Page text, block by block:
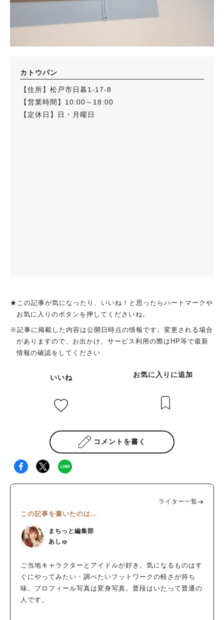
カトウパン
【住所】松戸市日暮1-17-8
【営業時間】10:00～18:00​
【定休日】日・月曜日
★この記事が気になったり、いいね！と思ったらハートマークや
お気に入りのボタンを押してくださいね。
※記事に掲載した内容は公開日時点の情報です。変更される場合
がありますので、お出かけ、サービス利用の際はHP等で最新
情報の確認をしてください
いいね お気に入りに追加
コメントを書く
ライター一覧
この記事を書いたのは…
まちっと編集部
あしゅ
ご当地キャラクターとアイドルが好き。気になるものはす
ぐにやってみたい・調べたいフットワークの軽さが持ち
味。プロフィール写真は変身写真。普段はいたって普通の
人です。